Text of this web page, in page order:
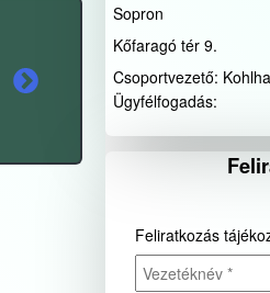
Sopron
Kőfaragó tér 9.
Csoportvezető:
Ügyfélfogadás:
Feliratkozás